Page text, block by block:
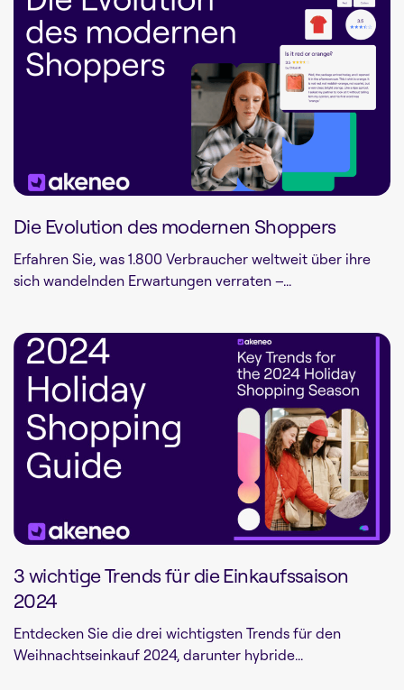
Die Evolution des modernen Shoppers
Erfahren Sie, was 1.800 Verbraucher weltweit über ihre
sich wandelnden Erwartungen verraten –...
3 wichtige Trends für die Einkaufssaison
2024
Entdecken Sie die drei wichtigsten Trends für den
Weihnachtseinkauf 2024, darunter hybride...